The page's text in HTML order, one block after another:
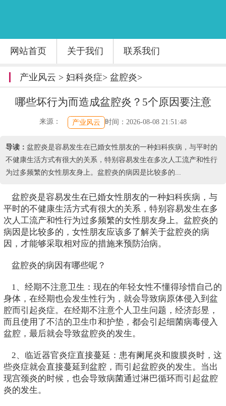
网站首页 关于我们 联系我们
产业风云 > 妇科炎症> 盆腔炎>
哪些坏行为而造成盆腔炎？5个原因要注意
来源： 产业风云 时间：2026-08-08 21:51:48
导读： 盆腔炎是容易发生在已婚女性朋友的一种妇科疾病，与平时的
不健康生活方式有很大的关系，特别容易发生在多次人工流产和性行
为过多频繁的女性朋友身上。盆腔炎的病因是比较多的...
盆腔炎是容易发生在已婚女性朋友的一种妇科疾病，与
平时的不健康生活方式有很大的关系，特别容易发生在多
次人工流产和性行为过多频繁的女性朋友身上。盆腔炎的
病因是比较多的，女性朋友应该多了解关于盆腔炎的病
因，才能够采取相对应的措施来预防治病。
盆腔炎的病因有哪些呢？
1、经期不注意卫生：现在的年轻女性不懂得珍惜自己的
身体，在经期也会发生性行为，就会导致病原体侵入到盆
腔而引起炎症。在经期不注意个人卫生问题，经济彭昱，
而且使用了不洁的卫生巾和护垫，都会引起细菌病毒侵入
盆腔，最后就会导致盆腔炎的发生。
2、临近器官炎症直接蔓延：患有阑尾炎和腹膜炎时，这
些炎症就会直接蔓延到盆腔，而引起盆腔炎的发生。当出
现宫颈炎的时候，也会导致病菌通过淋巴循环而引起盆腔
炎的发生。